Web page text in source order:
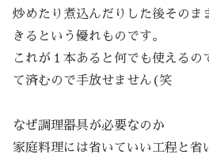
炒めたり煮込んだりした後そのま
きるという優れものです。
これが１本あると何でも使えるの
て済むので手放せません(笑
なぜ調理器具が必要なのか
家庭料理には省いていい工程と省